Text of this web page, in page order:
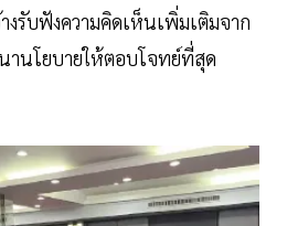
งรับฟังความคิดเห็นเพิ่มเติมจาก
นโยบายให้ตอบโจทย์ที่สุด